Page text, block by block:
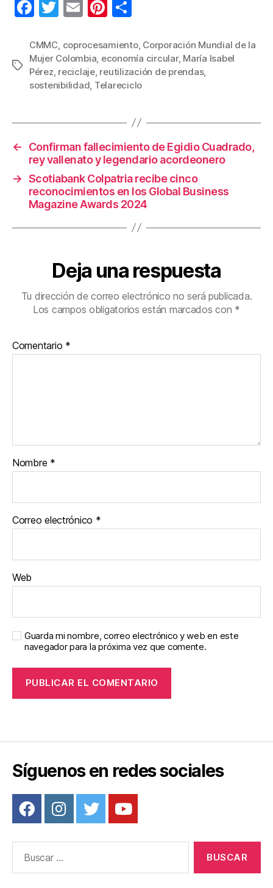
F
c
e
b
o
k
T
tt
er
E
ail
Pi
er
e
st
m
p
ar
Etiquetas
CMMC coprocesamiento, Corporación Mundial de la
Mujer Colombia economía circular, María Isabel
Pérez reciclaje, reutilización de prendas,
sostenibilidad Telareciclo
←
Confirman fallecimiento de Egidio Cuadrado,
rey vallenato y legendario acordeonero
→ Scotiabank Colpatria recibe cinco
reconocimientos en los Global Business
Magazine Awards 2024
Deja una respuesta
Tu dirección de correo electrónico no será publicada.
Los campos obligatorios están marcados con *
Comentario *
Nombre *
Correo electrónico *
Web
Guarda mi nombre, correo electrónico y web en este
navegador para la próxima vez que comente.
Síguenos en redes sociales